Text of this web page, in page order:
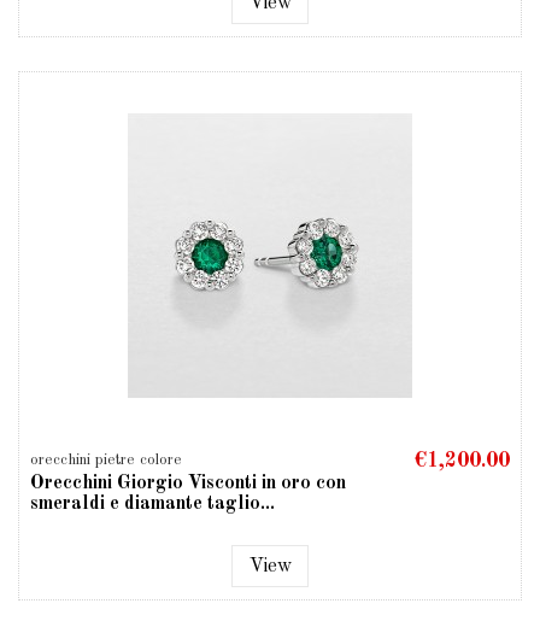
orecchini pietre colore
Orecchini Giorgio Visconti in oro con
smeraldi e diamante taglio...
€1,200.00
View